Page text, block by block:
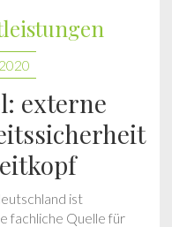
externe
ist
fachliche Quelle für